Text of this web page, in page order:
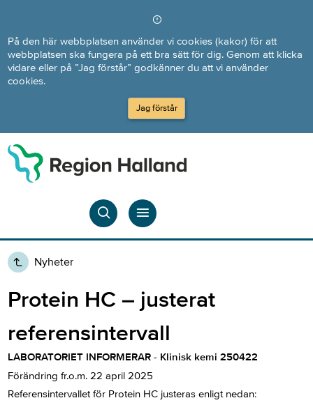
På den här webbplatsen använder vi cookies (kakor) för att
webbplatsen ska fungera på ett bra sätt för dig. Genom att klicka
vidare eller på ”Jag förstår” godkänner du att vi använder
cookies.
Jag förstår
Nyheter
Protein HC – justerat
referensintervall
LABORATORIET INFORMERAR - Klinisk kemi 250422
Förändring fr.o.m. 22 april 2025
Referensintervallet för Protein HC justeras enligt nedan: